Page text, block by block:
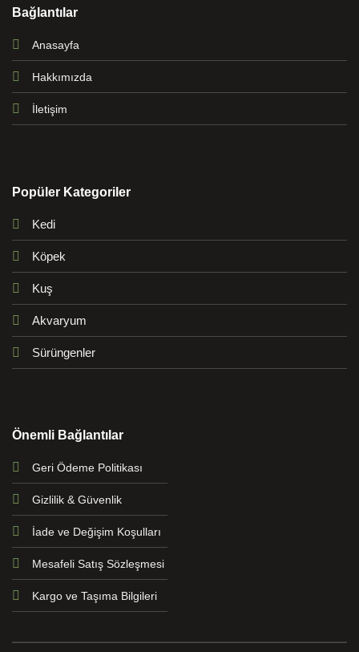
Bağlantılar
Anasayfa
Hakkımızda
İletişim
Popüler Kategoriler
Kedi
Köpek
Kuş
Akvaryum
Sürüngenler
Önemli Bağlantılar
Geri Ödeme Politikası
Gizlilik & Güvenlik
İade ve Değişim Koşulları
Mesafeli Satış Sözleşmesi
Kargo ve Taşıma Bilgileri